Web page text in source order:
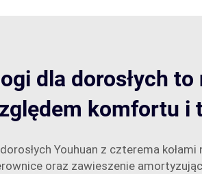
dla dorosłych
komfortu i
Youhuan z czterema
oraz zawieszenie